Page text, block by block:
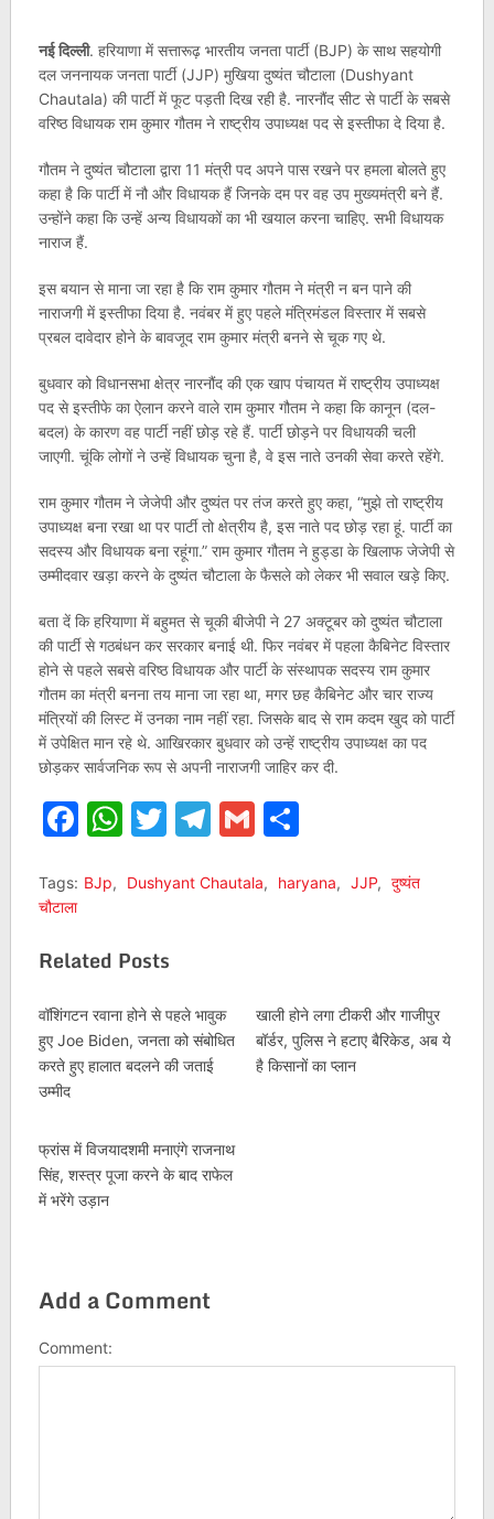
नई दिल्ली. हरियाणा में सत्तारूढ़ भारतीय जनता पार्टी (BJP) के साथ सहयोगी
दल जननायक जनता पार्टी (JJP) मुखिया दुष्यंत चौटाला (Dushyant
Chautala) की पार्टी में फूट पड़ती दिख रही है. नारनौंद सीट से पार्टी के सबसे
वरिष्ठ विधायक राम कुमार गौतम ने राष्ट्रीय उपाध्यक्ष पद से इस्तीफा दे दिया है.
गौतम ने दुष्यंत चौटाला द्वारा 11 मंत्री पद अपने पास रखने पर हमला बोलते हुए
कहा है कि पार्टी में नौ और विधायक हैं जिनके दम पर वह उप मुख्यमंत्री बने हैं.
उन्होंने कहा कि उन्हें अन्य विधायकों का भी खयाल करना चाहिए. सभी विधायक
नाराज हैं.
इस बयान से माना जा रहा है कि राम कुमार गौतम ने मंत्री न बन पाने की
नाराजगी में इस्तीफा दिया है. नवंबर में हुए पहले मंत्रिमंडल विस्तार में सबसे
प्रबल दावेदार होने के बावजूद राम कुमार मंत्री बनने से चूक गए थे.
बुधवार को विधानसभा क्षेत्र नारनौंद की एक खाप पंचायत में राष्ट्रीय उपाध्यक्ष
पद से इस्तीफे का ऐलान करने वाले राम कुमार गौतम ने कहा कि कानून (दल-
बदल) के कारण वह पार्टी नहीं छोड़ रहे हैं. पार्टी छोड़ने पर विधायकी चली
जाएगी. चूंकि लोगों ने उन्हें विधायक चुना है, वे इस नाते उनकी सेवा करते रहेंगे.
राम कुमार गौतम ने जेजेपी और दुष्यंत पर तंज करते हुए कहा, “मुझे तो राष्ट्रीय
उपाध्यक्ष बना रखा था पर पार्टी तो क्षेत्रीय है, इस नाते पद छोड़ रहा हूं. पार्टी का
सदस्य और विधायक बना रहूंगा.” राम कुमार गौतम ने हुड्डा के खिलाफ जेजेपी से
उम्मीदवार खड़ा करने के दुष्यंत चौटाला के फैसले को लेकर भी सवाल खड़े किए.
बता दें कि हरियाणा में बहुमत से चूकी बीजेपी ने 27 अक्टूबर को दुष्यंत चौटाला
की पार्टी से गठबंधन कर सरकार बनाई थी. फिर नवंबर में पहला कैबिनेट विस्तार
होने से पहले सबसे वरिष्ठ विधायक और पार्टी के संस्थापक सदस्य राम कुमार
गौतम का मंत्री बनना तय माना जा रहा था, मगर छह कैबिनेट और चार राज्य
मंत्रियों की लिस्ट में उनका नाम नहीं रहा. जिसके बाद से राम कदम खुद को पार्टी
में उपेक्षित मान रहे थे. आखिरकार बुधवार को उन्हें राष्ट्रीय उपाध्यक्ष का पद
छोड़कर सार्वजनिक रूप से अपनी नाराजगी जाहिर कर दी.
Facebook
WhatsApp
Twitter
Telegram
GmailShare
Tags: BJp, Dushyant Chautala, haryana, JJP, दुष्यंत
चौटाला
Related Posts
वॉशिंगटन रवाना होने से पहले भावुक
हुए Joe Biden, जनता को संबोधित
करते हुए हालात बदलने की जताई
उम्मीद
खाली होने लगा टीकरी और गाजीपुर
बॉर्डर, पुलिस ने हटाए बैरिकेड, अब ये
है किसानों का प्लान
फ्रांस में विजयादशमी मनाएंगे राजनाथ
सिंह, शस्त्र पूजा करने के बाद राफेल
में भरेंगे उड़ान
Add a Comment
Comment: